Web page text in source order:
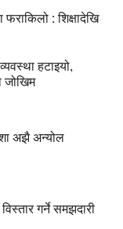
: शिक्षादेखि
हटाइयो,
जोखिम
अझै अन्योल
गर्ने समझदारी